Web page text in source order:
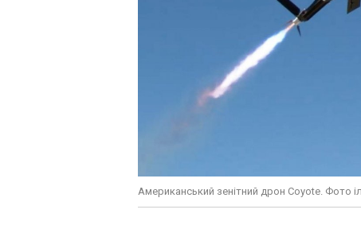
Американський зенітний дрон Coyote. Фото